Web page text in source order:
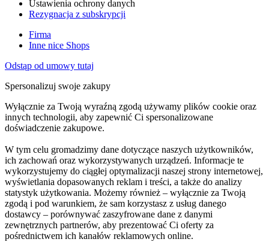
Ustawienia ochrony danych
Rezygnacja z subskrypcji
Firma
Inne nice Shops
Odstąp od umowy tutaj
Spersonalizuj swoje zakupy
Wyłącznie za Twoją wyraźną zgodą używamy plików cookie oraz
innych technologii, aby zapewnić Ci spersonalizowane
doświadczenie zakupowe.
W tym celu gromadzimy dane dotyczące naszych użytkowników,
ich zachowań oraz wykorzystywanych urządzeń. Informacje te
wykorzystujemy do ciągłej optymalizacji naszej strony internetowej,
wyświetlania dopasowanych reklam i treści, a także do analizy
statystyk użytkowania. Możemy również – wyłącznie za Twoją
zgodą i pod warunkiem, że sam korzystasz z usług danego
dostawcy – porównywać zaszyfrowane dane z danymi
zewnętrznych partnerów, aby prezentować Ci oferty za
pośrednictwem ich kanałów reklamowych online.